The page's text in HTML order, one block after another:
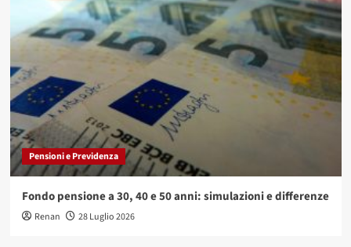
Pensioni e Previdenza
Fondo pensione a 30, 40 e 50 anni: simulazioni e differenze
Renan 28 Luglio 2026